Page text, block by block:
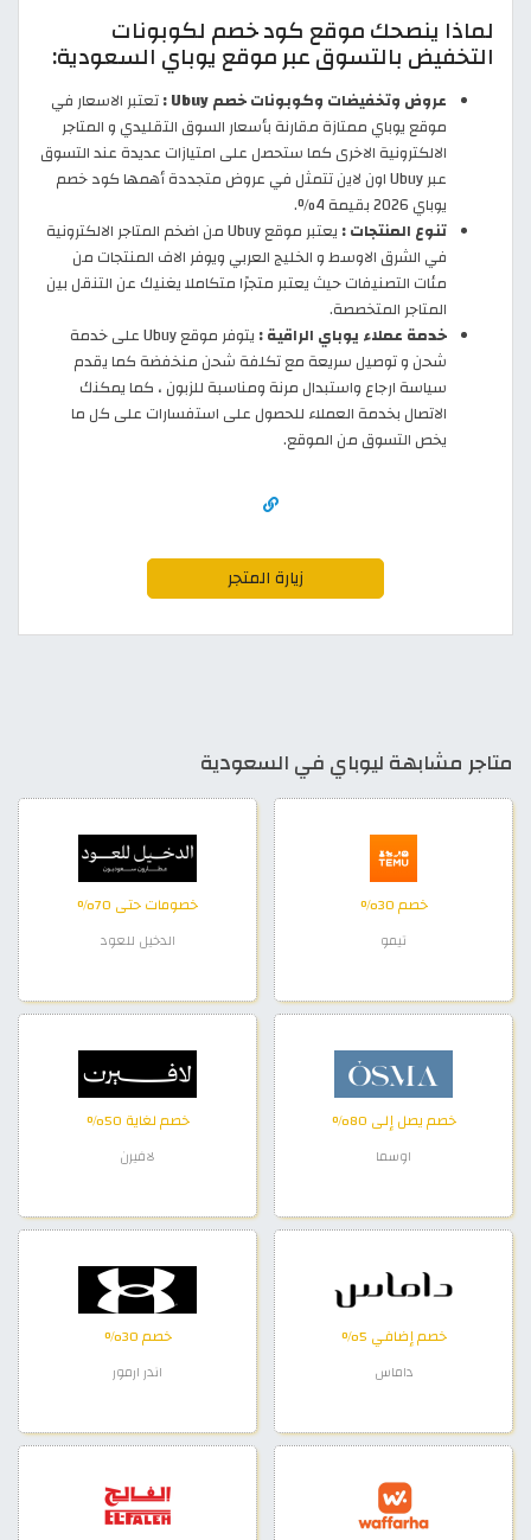
لماذا ينصحك موقع كود خصم لكوبونات
التخفيض بالتسوق عبر موقع يوباي السعودية:
عروض وتخفيضات وكوبونات خصم Ubuy :
تعتبر الاسعار في
موقع يوباي ممتازة مقارنة بأسعار السوق التقليدي و المتاجر
الالكترونية الاخرى كما ستحصل على امتيازات عديدة عند التسوق
عبر Ubuy اون لاين تتمثل في عروض متجددة أهمها كود خصم
يوباي 2026 بقيمة 4%.
تنوع المنتجات :
يعتبر موقع Ubuy من اضخم المتاجر الالكترونية
في الشرق الاوسط و الخليج العربي ويوفر الاف المنتجات من
مئات التصنيفات حيث يعتبر متجرًا متكاملا يغنيك عن التنقل بين
المتاجر المتخصصة.
خدمة عملاء يوباي الراقية :
يتوفر موقع Ubuy على خدمة
شحن و توصيل سريعة مع تكلفة شحن منخفضة كما يقدم
سياسة ارجاع واستبدال مرنة ومناسبة للزبون ، كما يمكنك
الاتصال بخدمة العملاء للحصول على استفسارات على كل ما
يخص التسوق من الموقع.
زيارة المتجر
متاجر مشابهة ليوباي في السعودية
خصم 30%
تيمو
خصومات حتى 70%
الدخيل للعود
خصم يصل إلى 80%
اوسما
خصم لغاية 50%
لافيرن
خصم إضافي 5%
داماس
خصم 30%
اندر ارمور